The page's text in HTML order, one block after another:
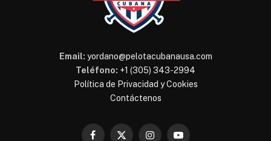
Email: yordano@pelotacubanausa.com
Teléfono: +1 (305) 343-2994
Política de Privacidad y Cookies
Contáctenos